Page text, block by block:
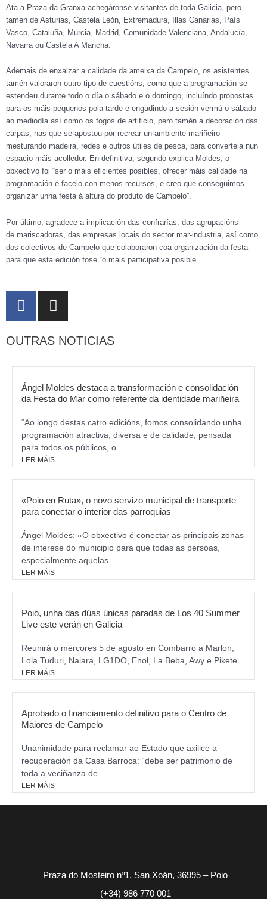
Ata a Praza da Granxa achegáronse visitantes de toda Galicia, pero
tamén de Asturias, Castela León, Extremadura, Illas Canarias, País
Vasco, Cataluña, Murcia, Madrid, Comunidade Valenciana, Andalucía,
Navarra ou Castela A Mancha.
Ademais de enxalzar a calidade da ameixa da Campelo, os asistentes
tamén valoraron outro tipo de cuestións, como que a programación se
estendeu durante todo o día o sábado e o domingo, incluíndo propostas
para os máis pequenos pola tarde e engadindo a sesión vermú o sábado
ao mediodía así como os fogos de artificio, pero tamén a decoración das
carpas, nas que se apostou por recrear un ambiente mariñeiro
mesturando madeira, redes e outros útiles de pesca, para convertela nun
espacio máis acolledor. En definitiva, segundo explica Moldes, o
obxectivo foi “ser o máis eficientes posibles, ofrecer máis calidade na
programación e facelo con menos recursos, e creo que conseguimos
organizar unha festa á altura do produto de Campelo”.
Por último, agradece a implicación das confrarías, das agrupacións
de mariscadoras, das empresas locais do sector mar-industria, así como
dos colectivos de Campelo que colaboraron coa organización da festa
para que esta edición fose “o máis participativa posible”.
F
a
e
o
o
k
I
n
t
g
r
a
m
OUTRAS NOTICIAS
Ángel Moldes destaca a transformación e consolidación
da Festa do Mar como referente da identidade mariñeira
“Ao longo destas catro edicións, fomos consolidando unha
programación atractiva, diversa e de calidade, pensada
para todos os públicos, o...
LER MÁIS
«Poio en Ruta», o novo servizo municipal de transporte
para conectar o interior das parroquias
Ángel Moldes: «O obxectivo é conectar as principais zonas
de interese do municipio para que todas as persoas,
especialmente aquelas...
LER MÁIS
Poio, unha das dúas únicas paradas de Los 40 Summer
Live este verán en Galicia
Reunirá o mércores 5 de agosto en Combarro a Marlon,
Lola Tuduri, Naiara, LG1DO, Enol, La Beba, Awy e Pikete...
LER MÁIS
Aprobado o financiamento definitivo para o Centro de
Maiores de Campelo
Unanimidade para reclamar ao Estado que axilice a
recuperación da Casa Barroca: “debe ser patrimonio de
toda a veciñanza de...
LER MÁIS
Praza do Mosteiro nº1, San Xoán, 36995 – Poio
(+34) 986 770 001